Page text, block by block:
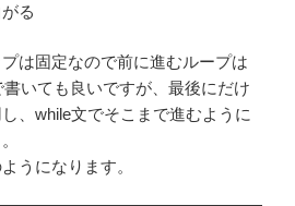
る
は固定なので前に進むループは
いても良いですが、最後にだけ
、while文でそこまで進むように
うになります。